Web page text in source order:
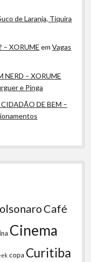
de Laranja, Tiquira
– XORUME emVagas
NERD – XORUME
e Pinga
DE BEM –
Café
Cinema
copa Curitiba